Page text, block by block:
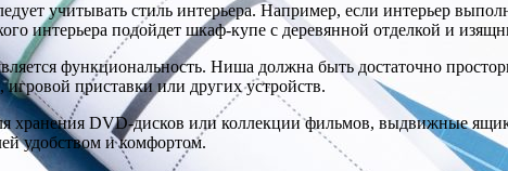
учитывать стиль интерьера. Например, если интерьер
интерьера подойдет шкаф-купе с деревянной отделкой и
функциональность. Ниша должна быть достаточно
игровой приставки или других устройств.
DVD-дисков или коллекции фильмов, выдвижные
удобством и комфортом.